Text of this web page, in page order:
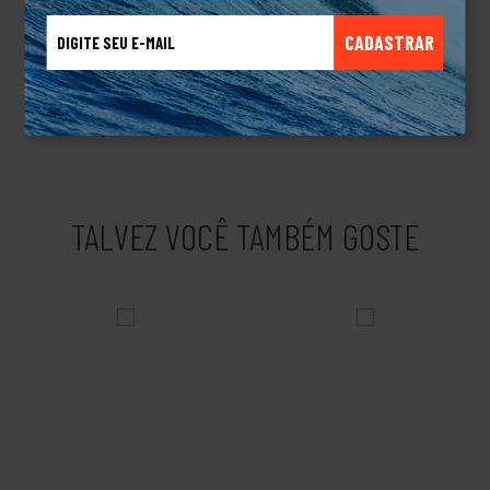
CADASTRAR
pisada.Sobre a marcaA Reserva é uma das principais marcas
brasileiras de moda masculina e lifestyle, fundada no Rio de
Janeiro em 2006 por Rony Meisler e Fernando Sigal. Conhecida
pelo icônico logotipo do pica-pau, a marca se destaca pelo
marketing criativo e forte propósito social.
TALVEZ VOCÊ TAMBÉM GOSTE